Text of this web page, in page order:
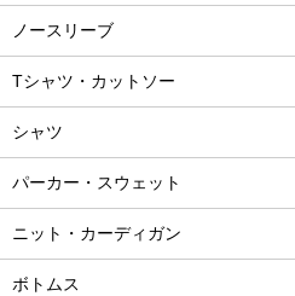
ノースリーブ
Tシャツ・カットソー
シャツ
パーカー・スウェット
ニット・カーディガン
ボトムス